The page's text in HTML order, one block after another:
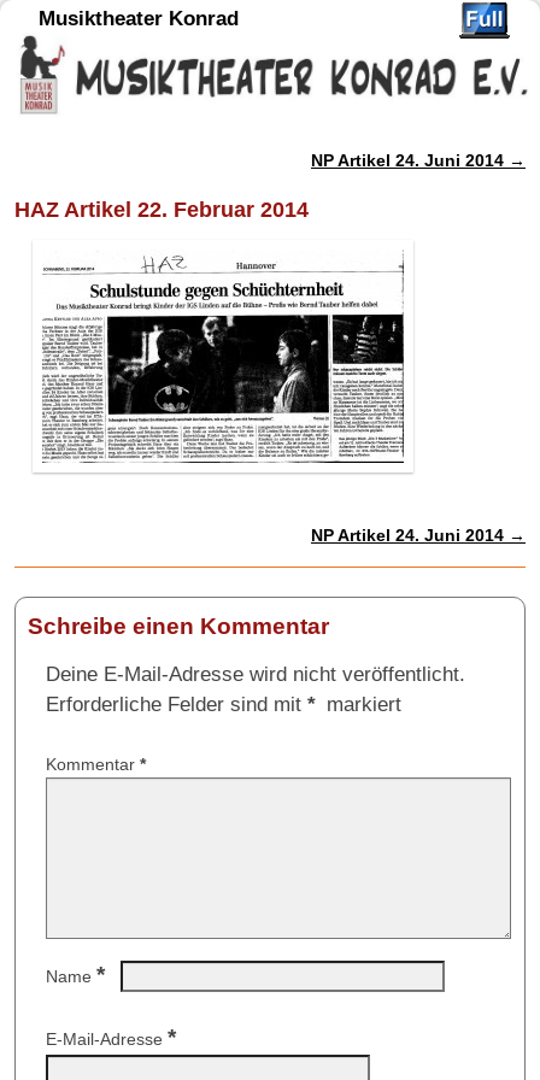
Musiktheater Konrad
NP Artikel 24. Juni 2014 →
HAZ Artikel 22. Februar 2014
NP Artikel 24. Juni 2014 →
Schreibe einen Kommentar
Deine E-Mail-Adresse wird nicht veröffentlicht.
Erforderliche Felder sind mit * markiert
Kommentar *
Name *
E-Mail-Adresse *